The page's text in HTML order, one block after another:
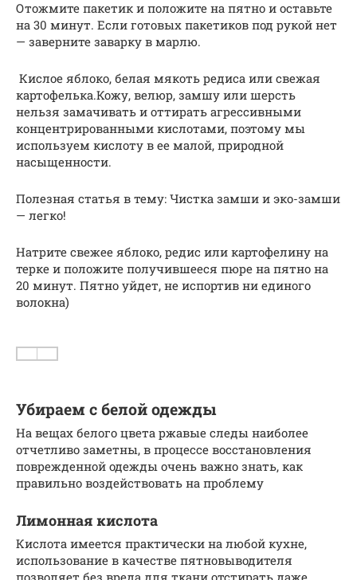
Отожмите пакетик и положите на пятно и оставьте
на 30 минут. Если готовых пакетиков под рукой нет
— заверните заварку в марлю.
Кислое яблоко, белая мякоть редиса или свежая
картофелька.Кожу, велюр, замшу или шерсть
нельзя замачивать и оттирать агрессивными
концентрированными кислотами, поэтому мы
используем кислоту в ее малой, природной
насыщенности.
Полезная статья в тему: Чистка замши и эко-замши
— легко!
Натрите свежее яблоко, редис или картофелину на
терке и положите получившееся пюре на пятно на
20 минут. Пятно уйдет, не испортив ни единого
волокна)
Убираем с белой одежды
На вещах белого цвета ржавые следы наиболее
отчетливо заметны, в процессе восстановления
поврежденной одежды очень важно знать, как
правильно воздействовать на проблему
Лимонная кислота
Кислота имеется практически на любой кухне,
использование в качестве пятновыводителя